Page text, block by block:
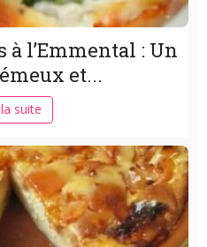
à l’Emmental : Un
et...
suite